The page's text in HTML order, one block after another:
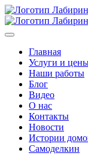
Главная
Услуги и
Наши работы
Блог
Видео
О нас
Контакты
Новости
Истории
Самоделкин